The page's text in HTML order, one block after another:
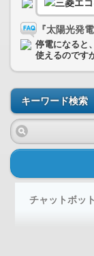
『太陽光発
停電になると
使えるのです
キーワード検索
チャットボッ